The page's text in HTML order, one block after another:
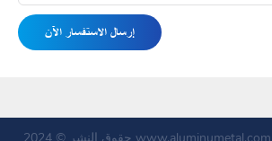
إرسال الاستفسار الآن